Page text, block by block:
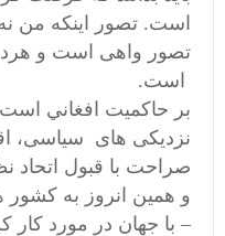
است. تصور اينكه من
تصور واهی است و
است.
بر حاكميت افغاني است
نزدیکی های سیاسی،
صراحت با قبول اتحاد
و همين انروز به كشور
– با جھان در مورد کار